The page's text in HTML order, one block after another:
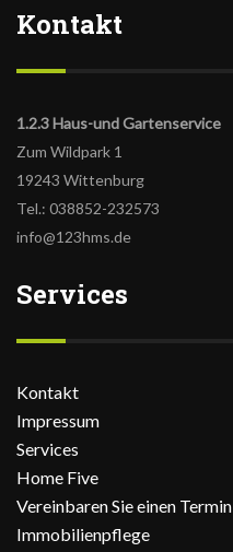
Kontakt
1.2.3 Haus-und Gartenservice
Zum Wildpark 1
19243 Wittenburg
Tel.: 038852-232573
info@123hms.de
Services
Kontakt
Impressum
Services
Home Five
Vereinbaren Sie einen Termin
Immobilienpflege